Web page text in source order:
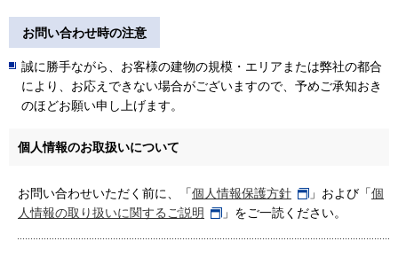
お問い合わせ時の注意
誠に勝手ながら、お客様の建物の規模・エリアまたは弊社の都合
により、お応えできない場合がございますので、予めご承知おき
のほどお願い申し上げます。
個人情報のお取扱いについて
お問い合わせいただく前に、「個人情報保護方針 」および「個
人情報の取り扱いに関するご説明
」をご一読ください。